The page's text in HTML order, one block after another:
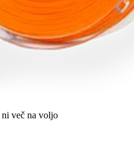
več na voljo